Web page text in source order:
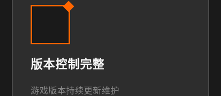
版本控制完整
游戏版本持续更新维护